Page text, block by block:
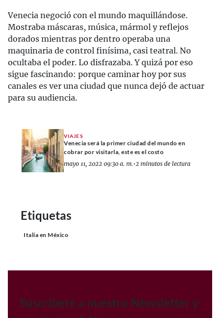
Venecia negoció con el mundo maquillándose.
Mostraba máscaras, música, mármol y reflejos
dorados mientras por dentro operaba una
maquinaria de control finísima, casi teatral. No
ocultaba el poder. Lo disfrazaba. Y quizá por eso
sigue fascinando: porque caminar hoy por sus
canales es ver una ciudad que nunca dejó de actuar
para su audiencia.
VIAJES
Venecia será la primer ciudad del mundo en
cobrar por visitarla, este es el costo
mayo 11, 2022 09:30 a. m.•2 minutos de lectura
Etiquetas
Italia en México
Suscríbete a nuestro Newsletter y